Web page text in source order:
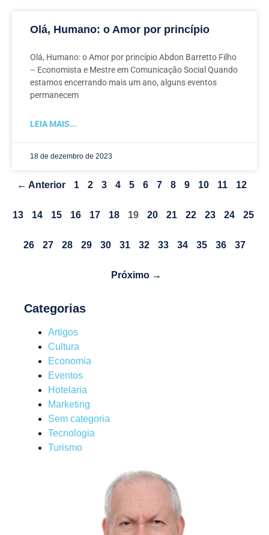
Olá, Humano: o Amor por princípio
Olá, Humano: o Amor por princípio Abdon Barretto Filho
– Economista e Mestre em Comunicação Social Quando
estamos encerrando mais um ano, alguns eventos
permanecem
LEIA MAIS...
18 de dezembro de 2023
← Anterior 1 2 3 4 5 6 7 8 9 10 11 12
13 14 15 16 17 18 19 20 21 22 23 24 25
26 27 28 29 30 31 32 33 34 35 36 37
Próximo →
Categorias
Artigos
Cultura
Economia
Eventos
Hotelaria
Marketing
Sem categoria
Tecnologia
Turismo